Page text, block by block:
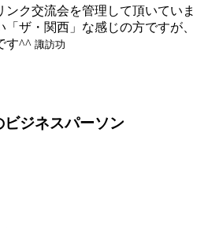
ンク交流会を管理して頂いていま
ザ・関西」な感じの方ですが、
す^^ 諏訪功
ジネスパーソン